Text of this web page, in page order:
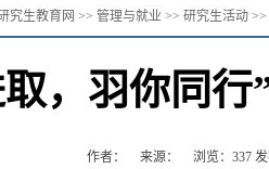
究生教育网 >> 管理与就业 >> 研究生活动
，羽你同行
作者： 来源： 浏览： 337发